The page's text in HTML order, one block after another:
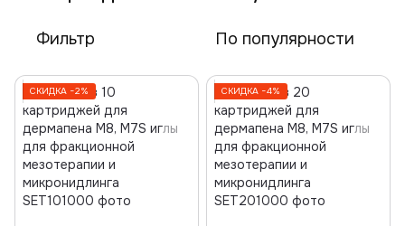
Фильтр По популярности
СКИДКА −2% СКИДКА −4%